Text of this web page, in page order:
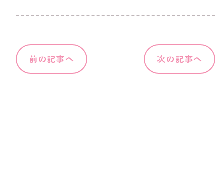
前の記事へ 次の記事へ